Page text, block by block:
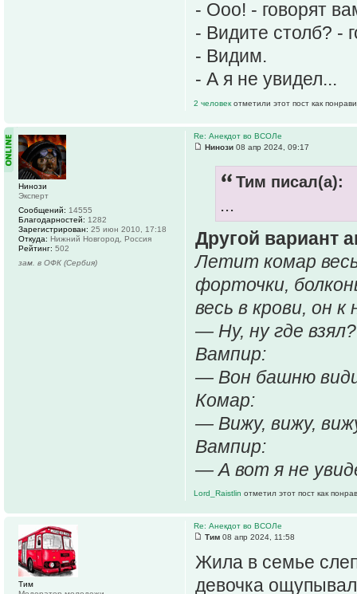
- Ооо! - говорят
- Видите столб? -
- Видим.
- А я не увидел...
2 человек отметили этот пост как
Re: Анекдот во ВСОЛе
Нинози 08 апр 2024, 09:17
Тим писал(а):
...
Другой вариант
Летит комар
форточки,
весь в крови, он
— Ну, ну где взял?
Вампир:
— Вон башню
Комар:
— Вижу, вижу,
Вампир:
— А вот я не
Lord_Raistlin отметил этот пост как
Нинози
Эксперт
Сообщений: 14555
Благодарностей: 1282
Зарегистрирован: 25 июн 2010, 17:18
Откуда: Нижний Новгород, Россия
Рейтинг: 502
зам. в ОФК (Сербия)
Re: Анекдот во ВСОЛе
Тим 08 апр 2024, 11:58
Жила в семье
девочка
Тим